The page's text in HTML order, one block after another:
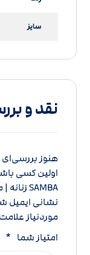
سایز
نقد و
هنوز
اولین کسی
SAMBA زنانه | می شوز”
نشانی ایمیل
موردنیاز
امتیاز شما *